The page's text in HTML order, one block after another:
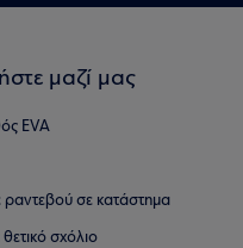
μαζί μας
EVA
ραντεβού σε κατάστημα
θετικό σχόλιο